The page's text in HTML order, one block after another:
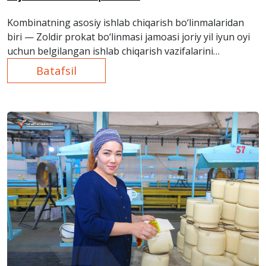
Kombinatning asosiy ishlab chiqarish bo‘linmalaridan
biri — Zoldir prokat bo‘linmasi jamoasi joriy yil iyun oyi
uchun belgilangan ishlab chiqarish vazifalarini
muvaffaqiyatli amalga oshirmoqda.
Batafsil